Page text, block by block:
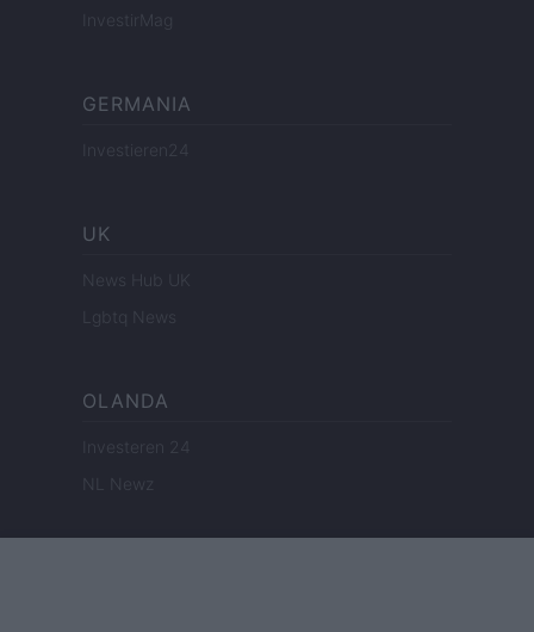
InvestirMag
GERMANIA
Investieren24
UK
News Hub UK
Lgbtq News
OLANDA
Investeren 24
NL Newz